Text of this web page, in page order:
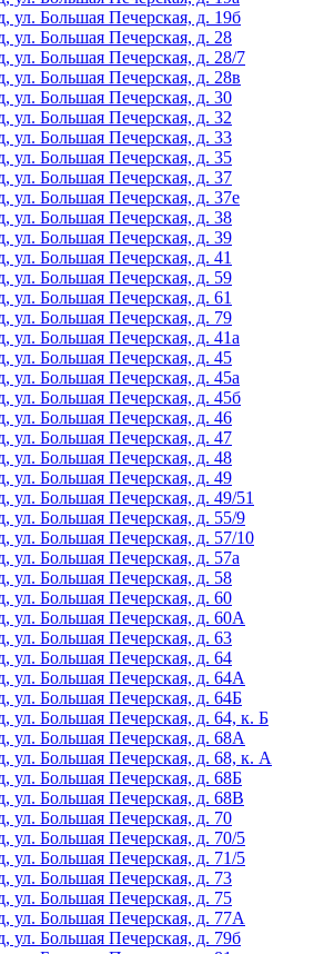
ул. Большая Печерская, д. 19б
ул. Большая Печерская, д. 28
ул. Большая Печерская, д. 28/7
ул. Большая Печерская, д. 28в
ул. Большая Печерская, д. 30
ул. Большая Печерская, д. 32
ул. Большая Печерская, д. 33
ул. Большая Печерская, д. 35
ул. Большая Печерская, д. 37
ул. Большая Печерская, д. 37е
ул. Большая Печерская, д. 38
ул. Большая Печерская, д. 39
Большая Печерская, д. 41
ул. Большая Печерская, д. 59
Большая Печерская, д. 61
ул. Большая Печерская, д. 79
Большая Печерская, д. 41а
ул. Большая Печерская, д. 45
Большая Печерская, д. 45а
ул. Большая Печерская, д. 45б
ул. Большая Печерская, д. 46
ул. Большая Печерская, д. 47
ул. Большая Печерская, д. 48
ул. Большая Печерская, д. 49
Большая Печерская, д. 49/51
ул. Большая Печерская, д. 55/9
ул. Большая Печерская, д. 57/10
Большая Печерская, д. 57а
ул. Большая Печерская, д. 58
ул. Большая Печерская, д. 60
ул. Большая Печерская, д. 60А
ул. Большая Печерская, д. 63
ул. Большая Печерская, д. 64
ул. Большая Печерская, д. 64А
ул. Большая Печерская, д. 64Б
ул. Большая Печерская, д. 64, к. Б
ул. Большая Печерская, д. 68А
ул. Большая Печерская, д. 68, к. А
ул. Большая Печерская, д. 68Б
ул. Большая Печерская, д. 68В
ул. Большая Печерская, д. 70
ул. Большая Печерская, д. 70/5
ул. Большая Печерская, д. 71/5
ул. Большая Печерская, д. 73
ул. Большая Печерская, д. 75
ул. Большая Печерская, д. 77А
ул. Большая Печерская, д. 79б